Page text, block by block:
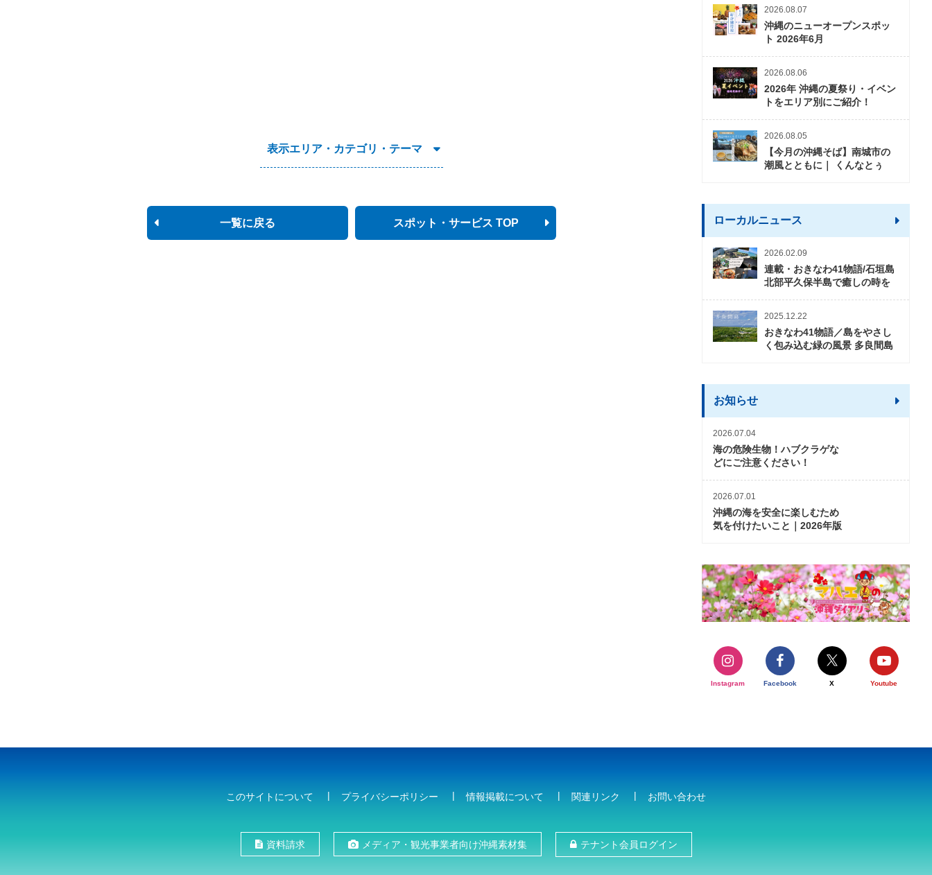
表示エリア・カテゴリ・テーマ
一覧に戻る スポット・サービス TOP
2026.08.07
沖縄のニューオープンスポッ
ト 2026年6月
2026.08.06
2026年 沖縄の夏祭り・イベン
トをエリア別にご紹介！
2026.08.05
【今月の沖縄そば】南城市の
潮風とともに｜ くんなとぅ
ローカルニュース
2026.02.09
連載・おきなわ41物語/石垣島
北部平久保半島で癒しの時を
2025.12.22
おきなわ41物語／島をやさし
く包み込む緑の風景 多良間島
お知らせ
2026.07.04
海の危険生物！ハブクラゲな
どにご注意ください！
2026.07.01
沖縄の海を安全に楽しむため
気を付けたいこと｜2026年版
Instagram Facebook X Youtube
このサイトについて プライバシーポリシー 情報掲載について 関連リンク お問い合わせ
資料請求 メディア・観光事業者向け沖縄素材集 テナント会員ログイン